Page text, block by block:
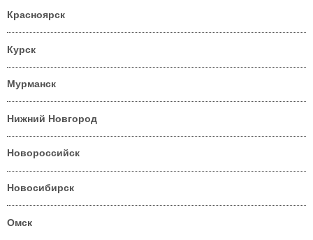
Красноярск
Курск
Мурманск
Нижний Новгород
Новороссийск
Новосибирск
Омск